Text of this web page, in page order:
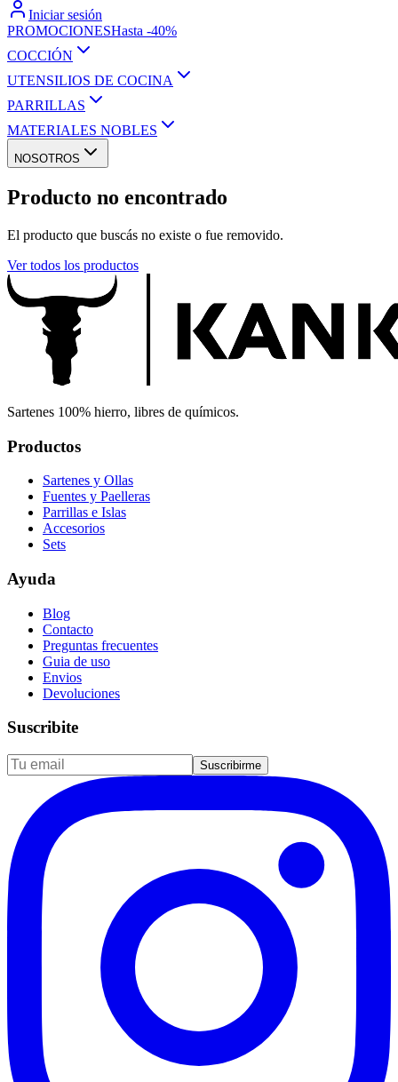
Iniciar sesión
PROMOCIONESHasta -40%
COCCIÓN
UTENSILIOS DE COCINA
PARRILLAS
MATERIALES NOBLES
NOSOTROS
Producto no encontrado
El producto que buscás no existe o fue removido.
Ver todos los productos
Sartenes 100% hierro, libres de químicos.
Productos
Sartenes y Ollas
Fuentes y Paelleras
Parrillas e Islas
Accesorios
Sets
Ayuda
Blog
Contacto
Preguntas frecuentes
Guia de uso
Envios
Devoluciones
Suscribite
Suscribirme